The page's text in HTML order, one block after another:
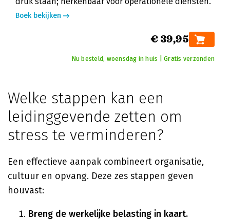
Boek bekijken
€ 39,95
Nu besteld, woensdag in huis | Gratis verzonden
Welke stappen kan een
leidinggevende zetten om
stress te verminderen?
Een effectieve aanpak combineert organisatie,
cultuur en opvang. Deze zes stappen geven
houvast:
Breng de werkelijke belasting in kaart.